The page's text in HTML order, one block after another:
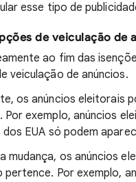
esse tipo de
de veiculação de
ao fim das
veiculação de anúncios.
os anúncios eleitorais
Por exemplo, anúncios
EUA só podem
mudança, os anúncios
Por exemplo,